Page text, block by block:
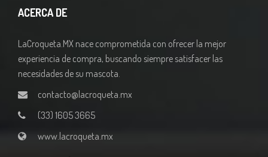
ACERCA DE
LaCroqueta.MX nace comprometida con ofrecer la mejor
experiencia de compra, buscando siempre satisfacer las
necesidades de su mascota.
contacto@lacroqueta.mx
(33) 1605 3665
www.lacroqueta.mx